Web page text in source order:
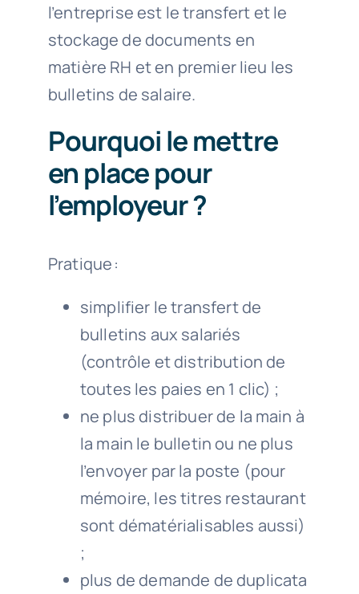
l’entreprise est le transfert et le
stockage de documents en
matière RH et en premier lieu les
bulletins de salaire.
Pourquoi le mettre
en place pour
l’employeur ?
Pratique :
simplifier le transfert de
bulletins aux salariés
(contrôle et distribution de
toutes les paies en 1 clic) ;
ne plus distribuer de la main à
la main le bulletin ou ne plus
l’envoyer par la poste (pour
mémoire, les titres restaurant
sont dématérialisables aussi)
;
plus de demande de duplicata